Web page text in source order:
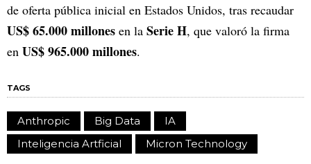
de oferta pública inicial en Estados Unidos, tras recaudar
US$ 65.000 millones en la Serie H, que valoró la firma
en US$ 965.000 millones.
TAGS
Anthropic Big Data
IA
Inteligencia Artficial
Micron Technology